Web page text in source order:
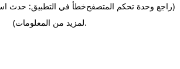
خطأ في التطبيق: حدث(راجع وحدة تحكم المتصفح
لمزيد من المعلومات).